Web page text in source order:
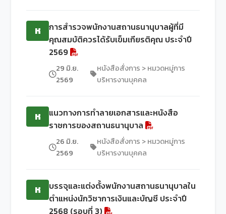
ห
การสำรวจพนักงานสถานธนานุบาลผู้ที่มี
คุณสมบัติควรได้รับเข็มเกียรติคุณ ประจำปี
2569
29 มิ.ย.
2569
หนังสือสั่งการ > หมวดหมู่การ
บริหารงานบุคคล
ห
แนวทางการทำลายเอกสารและหนังสือ
ราชการของสถานธนานุบาล
26 มิ.ย.
2569
หนังสือสั่งการ > หมวดหมู่การ
บริหารงานบุคคล
ห
บรรจุและแต่งตั้งพนักงานสถานธนานุบาลใน
ตำแหน่งนักวิชาการเงินและบัญชี ประจำปี
2568 (รอบที่ 3)